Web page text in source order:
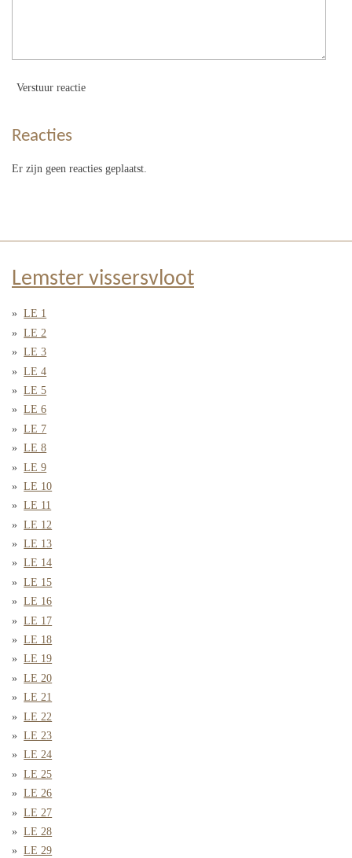
Verstuur reactie
Reacties
Er zijn geen reacties geplaatst.
Lemster vissersvloot
LE 1
LE 2
LE 3
LE 4
LE 5
LE 6
LE 7
LE 8
LE 9
LE 10
LE 11
LE 12
LE 13
LE 14
LE 15
LE 16
LE 17
LE 18
LE 19
LE 20
LE 21
LE 22
LE 23
LE 24
LE 25
LE 26
LE 27
LE 28
LE 29